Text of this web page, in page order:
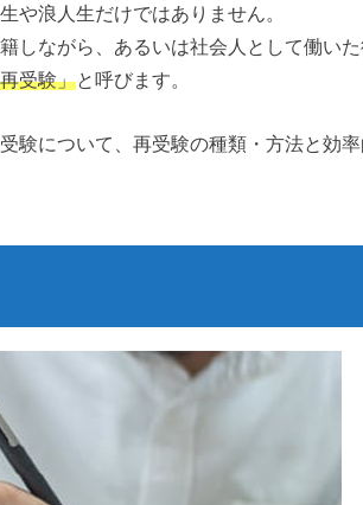
や浪人生だけではありません。
しながら、あるいは社会人として働い
受験」と呼びます。
験について、再受験の種類・方法と効